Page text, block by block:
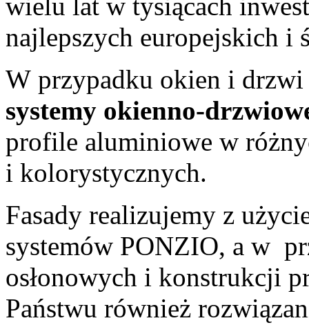
najlepszych europejskich i
W przypadku okien i drzwi
systemy okienno-
profile aluminiowe w
i kolorystycznych.
Fasady realizujemy z
systemów PONZIO, a w
osłonowych i konstrukcji
Państwu również